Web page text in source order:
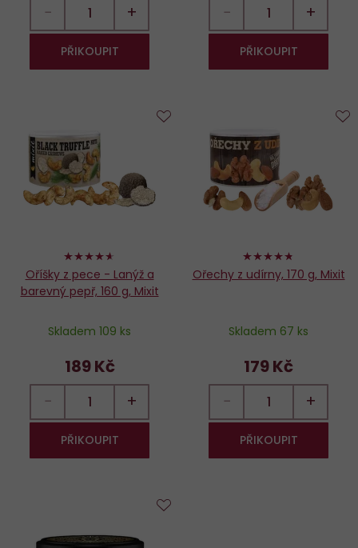
− +
PŘIKOUPIT
− +
PŘIKOUPIT
92%
Oříšky z pece - Lanýž a
barevný pepř, 160 g, Mixit
Skladem 109 ks
189 Kč
− +
PŘIKOUPIT
oblíbených
94%
Ořechy z udírny, 170 g, Mixit
Skladem 67 ks
179 Kč
− +
PŘIKOUPIT